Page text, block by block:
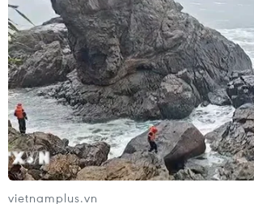
08/09/2021 22:08
Không ai thực sự biết làm thế nào hoặc
Ubang ở Nigeria lại có truyền thống kỳ
ông sử dụng một ngôn ngữ và phụ nữ
ngữ khác.
vietnamplus.vn